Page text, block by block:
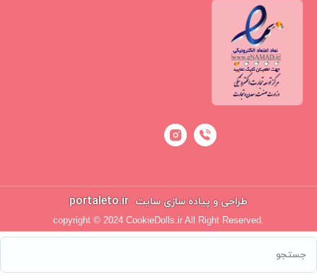
طراحی و پیاده سازی سایت portaleto.ir
copyright © 2024 CookieDolls.ir All Right Reserved.